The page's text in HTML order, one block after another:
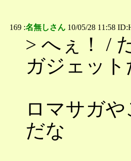
169 :名無しさん 10/05/28 11:58
> へぇ！ /
ガジェット
ロマサガ
だな